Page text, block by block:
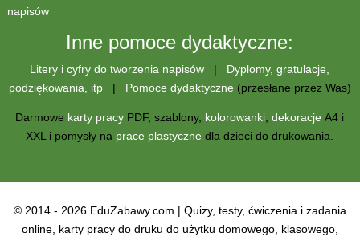
napisów
Inne pomoce dydaktyczne:
Litery i cyfry do tworzenia napisów | Dyplomy, gratulacje,
podziękowania, itp| Pomoce dydaktyczne (przesłane przez Was)
Darmowe karty pracy PDF, szablony, kolorowanki ,dekoracje A4 i
XXL i pomysły na prace plastyczne dla dzieci do drukowania.
© 2014 - 2026 EduZabawy.com | Quizy, testy, ćwiczenia i zadania
online, karty pracy do druku do użytku domowego, klasowego,